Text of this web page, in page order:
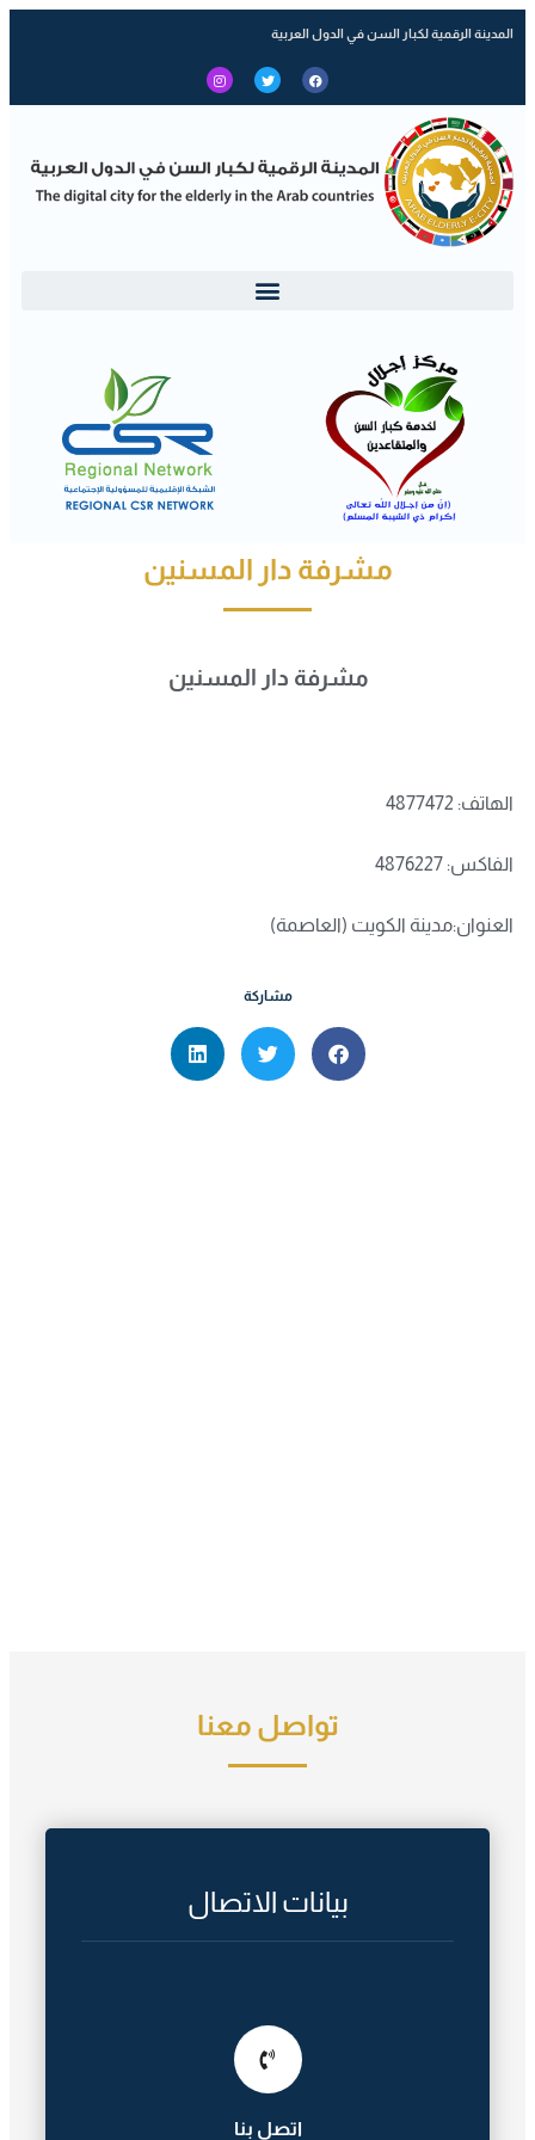
المدينة الرقمية لكبار السن في الدول العربية
مشرفة دار المسنين
مشرفة دار المسنين
الهاتف: 4877472
الفاكس: 4876227
العنوان:مدينة الكويت (العاصمة)
مشاركة
بيانات الاتصال
اتصل بنا
تواصل معنا